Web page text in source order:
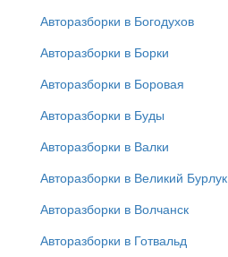
Авторазборки в Богодухов
Авторазборки в Борки
Авторазборки в Боровая
Авторазборки в Буды
Авторазборки в Валки
Авторазборки в Великий Бурлук
Авторазборки в Волчанск
Авторазборки в Готвальд